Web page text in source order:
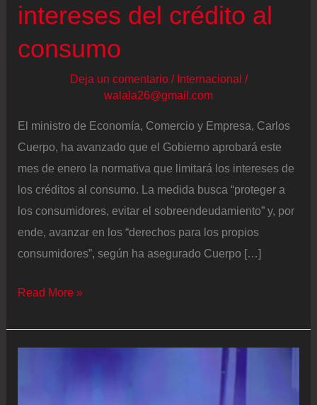
intereses del crédito al
consumo
Deja un comentario / Internacional /
walala26@gmail.com
El ministro de Economía, Comercio y Empresa, Carlos
Cuerpo, ha avanzado que el Gobierno aprobará este
mes de enero la normativa que limitará los intereses de
los créditos al consumo. La medida busca “proteger a
los consumidores, evitar el sobreendeudamiento” y, por
ende, avanzar en los “derechos para los propios
consumidores”, según ha asegurado Cuerpo […]
Cuerpo
que
Read More »